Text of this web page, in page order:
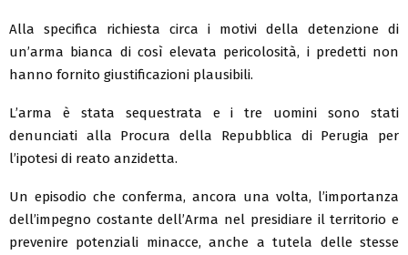
Alla specifica richiesta circa i motivi della detenzione di
un’arma bianca di così elevata pericolosità, i predetti non
hanno fornito giustificazioni plausibili.
L’arma è stata sequestrata e i tre uomini sono stati
denunciati alla Procura della Repubblica di Perugia per
l’ipotesi di reato anzidetta.
Un episodio che conferma, ancora una volta, l’importanza
dell’impegno costante dell’Arma nel presidiare il territorio e
prevenire potenziali minacce, anche a tutela delle stesse